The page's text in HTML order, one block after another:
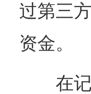
过第三
资金。
在